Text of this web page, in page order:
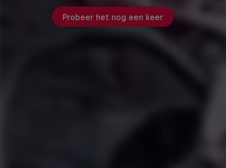
Probeer het nog een keer